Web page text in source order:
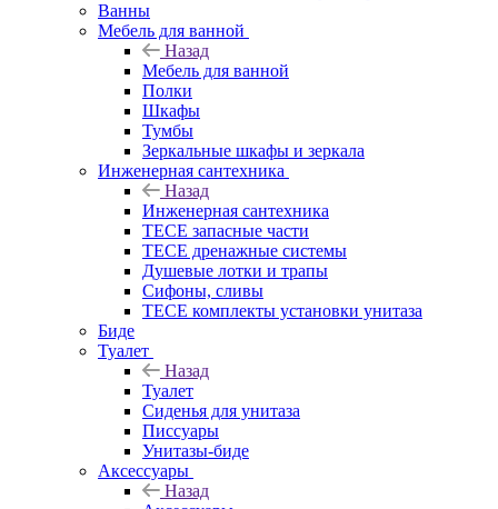
Ванны
Мебель для ванной
Назад
Мебель для ванной
Полки
Шкафы
Тумбы
Зеркальные шкафы и зеркала
Инженерная сантехника
Назад
Инженерная сантехника
TECE запасные части
TECE дренажные системы
Душевые лотки и трапы
Сифоны, сливы
TECE комплекты установки унитаза
Биде
Туалет
Назад
Туалет
Сиденья для унитаза
Писсуары
Унитазы-биде
Аксессуары
Назад